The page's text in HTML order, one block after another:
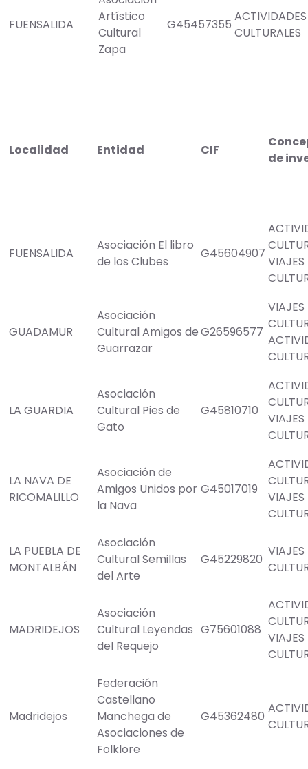
FUENSALIDA
Artístico
Cultural
Zapa
G45457355
ACTIVIDADES
CULTURALES
Localidad Entidad CIF
de
FUENSALIDA
Asociación El libro
de los Clubes
G45604907
VIAJES
GUADAMUR
Asociación
Cultural Amigos de
Guarrazar
G26596577
VIAJES
LA GUARDIA
Asociación
Cultural Pies de
Gato
G45810710
VIAJES
LA NAVA DE
RICOMALILLO
Asociación de
Amigos Unidos por
la Nava
G45017019
VIAJES
LA PUEBLA DE
MONTALBÁN
Asociación
Cultural Semillas
del Arte
G45229820
VIAJES
MADRIDEJOS
Asociación
Cultural Leyendas
del Requejo
G75601088
VIAJES
Madridejos
Federación
Castellano
Manchega de
Asociaciones de
Folklore
G45362480